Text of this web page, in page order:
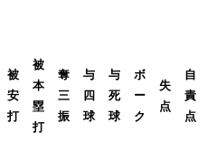
被
安
打
被
本
塁
打
奪
三
振
与
四
球
与
死
球
ボ
ー
ク
失
点
自
責
点